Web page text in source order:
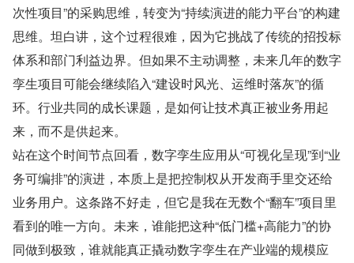
次性项目”的采购思维，转变为“持续演进的能力平台”的构建
思维。坦白讲，这个过程很难，因为它挑战了传统的招投标
体系和部门利益边界。但如果不主动调整，未来几年的数字
孪生项目可能会继续陷入“建设时风光、运维时落灰”的循
环。行业共同的成长课题，是如何让技术真正被业务用起
来，而不是供起来。
站在这个时间节点回看，数字孪生应用从“可视化呈现”到“业
务可编排”的演进，本质上是把控制权从开发商手里交还给
业务用户。这条路不好走，但它是我在无数个“翻车”项目里
看到的唯一方向。未来，谁能把这种“低门槛+高能力”的协
同做到极致，谁就能真正撬动数字孪生在产业端的规模应